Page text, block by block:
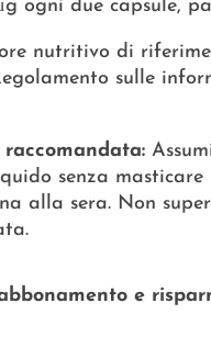
ogni due capsule,
nutritivo di
sulle
raccomandata:
senza masticare
alla sera. Non
e